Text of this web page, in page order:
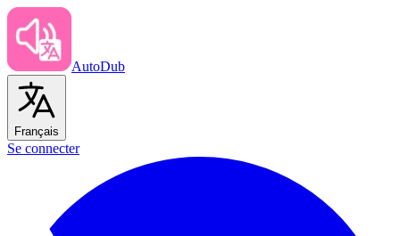
AutoDub
Français
Se connecter